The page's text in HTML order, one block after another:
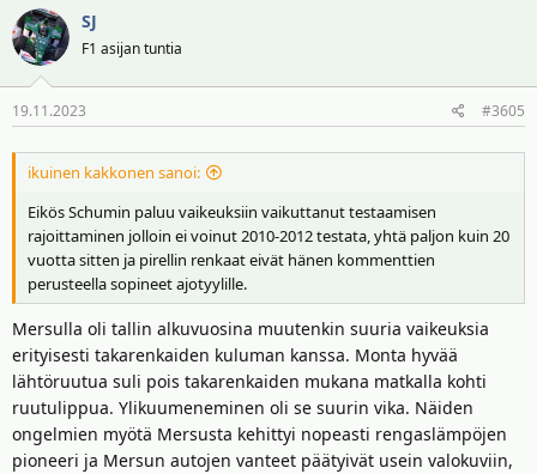
SJ
F1 asijan tuntia
19.11.2023 #3605
ikuinen kakkonen sanoi:
Eikös Schumin paluu vaikeuksiin vaikuttanut testaamisen
rajoittaminen jolloin ei voinut 2010-2012 testata, yhtä paljon kuin 20
vuotta sitten ja pirellin renkaat eivät hänen kommenttien
perusteella sopineet ajotyylille.
Mersulla oli tallin alkuvuosina muutenkin suuria vaikeuksia
erityisesti takarenkaiden kuluman kanssa. Monta hyvää
lähtöruutua suli pois takarenkaiden mukana matkalla kohti
ruutulippua. Ylikuumeneminen oli se suurin vika. Näiden
ongelmien myötä Mersusta kehittyi nopeasti rengaslämpöjen
pioneeri ja Mersun autojen vanteet päätyivät usein valokuviin,